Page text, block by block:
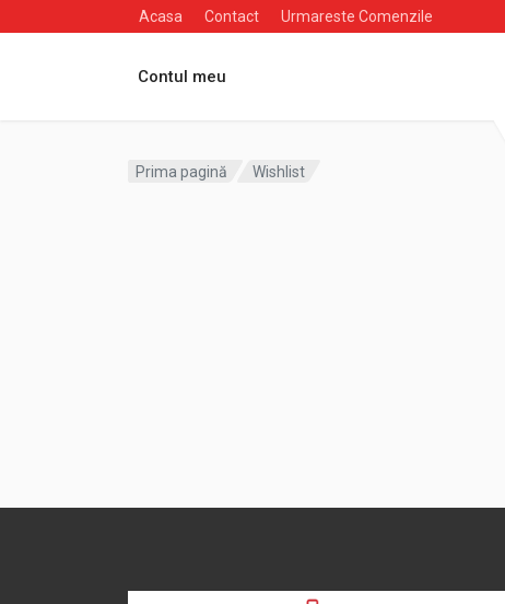
Acasa Contact Urmareste Comenzile
Contul meu
Prima pagină Wishlist